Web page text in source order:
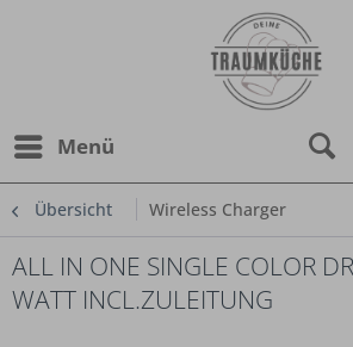
Menü
Übersicht Wireless Charger
ALL IN ONE SINGLE COLOR
WATT INCL.ZULEITUNG